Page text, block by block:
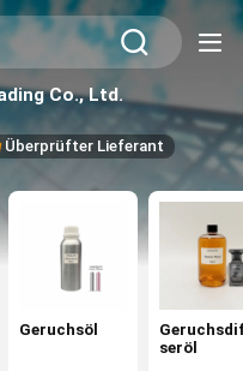
Co., Ltd.
Überprüfter Lieferant
Geruchsöl
seröl